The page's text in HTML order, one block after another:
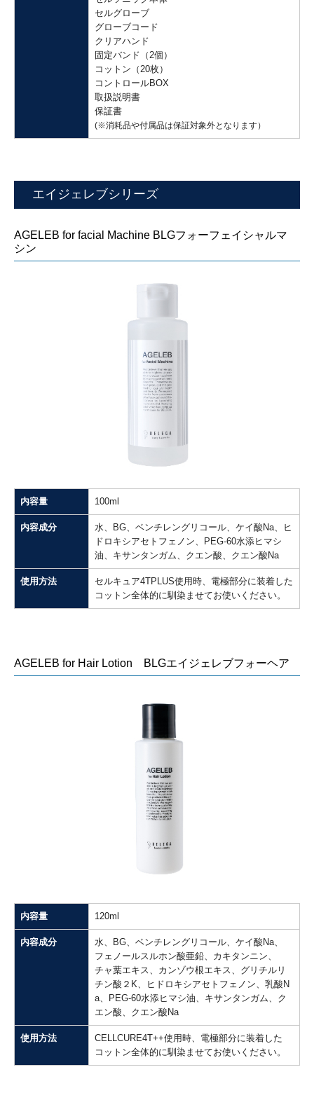
セルグローブ
グローブコード
クリアハンド
固定バンド（2個）
コットン（20枚）
コントロールBOX
取扱説明書
保証書
(※消耗品や付属品は保証対象外となります）
エイジェレブシリーズ
AGELEB for facial Machine BLGフォーフェイシャルマ
シン
内容量 100ml
内容成分
水、BG、ベンチレングリコール、ケイ酸Na、ヒ
ドロキシアセトフェノン、PEG-60水添ヒマシ
油、キサンタンガム、クエン酸、クエン酸Na
使用方法
セルキュア4TPLUS使用時、電極部分に装着した
コットン全体的に馴染ませてお使いください。
AGELEB for Hair Lotion BLGエイジェレブフォーヘア
内容量 120ml
内容成分
水、BG、ベンチレングリコール、ケイ酸Na、
フェノールスルホン酸亜鉛、カキタンニン、
チャ葉エキス、カンゾウ根エキス、グリチルリ
チン酸２K、ヒドロキシアセトフェノン、乳酸N
a、PEG-60水添ヒマシ油、キサンタンガム、ク
エン酸、クエン酸Na
使用方法
CELLCURE4T++使用時、電極部分に装着した
コットン全体的に馴染ませてお使いください。